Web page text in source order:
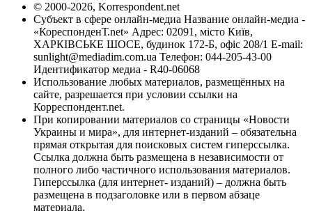
© 2000-2026, Korrespondent.net
Субъект в сфере онлайн-медиа Название онлайн-медиа -
«КореспонденТ.net» Адрес: 02091, місто Київ,
ХАРКІВСЬКЕ ШОСЕ, будинок 172-Б, офіс 208/1 E-mail:
sunlight@mediadim.com.ua Телефон: 044-205-43-00
Идентификатор медиа - R40-06068
Использование любых материалов, размещённых на
сайте, разрешается при условии ссылки на
Корреспондент.net.
При копировании материалов со страницы «Новости
Украины и мира», для интернет-изданий – обязательна
прямая открытая для поисковых систем гиперссылка.
Ссылка должна быть размещена в независимости от
полного либо частичного использования материалов.
Гиперссылка (для интернет- изданий) – должна быть
размещена в подзаголовке или в первом абзаце
материала.